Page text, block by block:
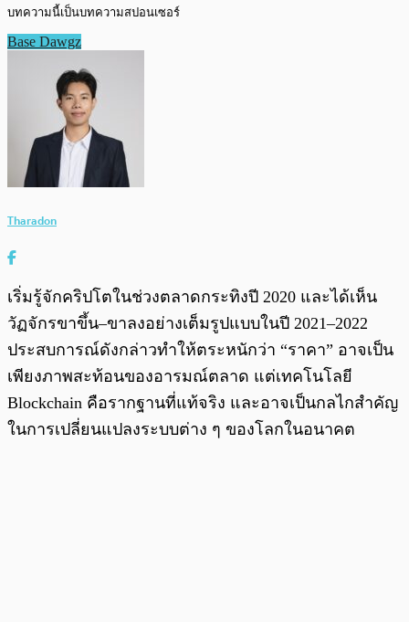
บทความนี้เป็นบทความสปอนเซอร์
Base Dawgz
Tharadon
เริ่มรู้จักคริปโตในช่วงตลาดกระทิงปี 2020 และได้เห็น
วัฏจักรขาขึ้น–ขาลงอย่างเต็มรูปแบบในปี 2021–2022
ประสบการณ์ดังกล่าวทำให้ตระหนักว่า “ราคา” อาจเป็น
เพียงภาพสะท้อนของอารมณ์ตลาด แต่เทคโนโลยี
Blockchain คือรากฐานที่แท้จริง และอาจเป็นกลไกสำคัญ
ในการเปลี่ยนแปลงระบบต่าง ๆ ของโลกในอนาคต